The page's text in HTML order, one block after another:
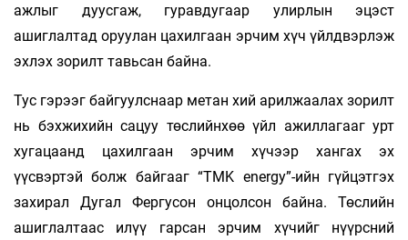
ажлыг дуусгаж, гуравдугаар улирлын эцэст
ашиглалтад оруулан ца­хилгаан эрчим хүч үйлдвэрлэж
эхлэх зорилт тавь­сан байна.
Тус гэрээг байгуулснаар метан хий арилжаалах зорилт
нь бэхжихийн сацуу төслийнхөө үйл ажиллагааг урт
хугацаанд цахилгаан эрчим хүчээр хангах эх
үүсвэртэй болж байгааг “TMK energy”-ийн гүйцэтгэх
захирал Дугал Фергусон онцолсон байна. Төслийн
ашиглалтаас илүү гарсан эрчим хүчийг нүүрсний